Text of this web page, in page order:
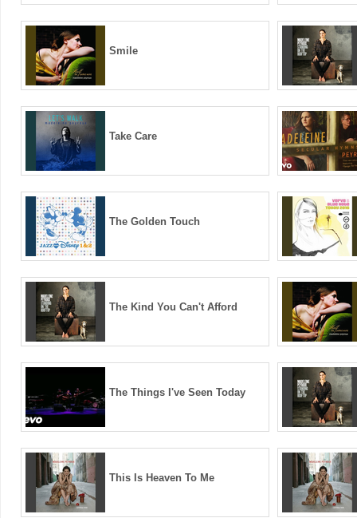
Smile
Take Care
The Golden Touch
The Kind You Can't Afford
The Things I've Seen Today
This Is Heaven To Me